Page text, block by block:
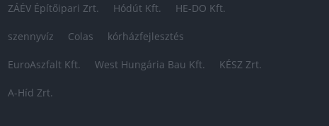
ZÁÉV Építőipari Zrt. Hódút Kft. HE-DO Kft.
szennyvíz Colas kórházfejlesztés
EuroAszfalt Kft. West Hungária Bau Kft. KÉSZ Zrt.
A-Híd Zrt.